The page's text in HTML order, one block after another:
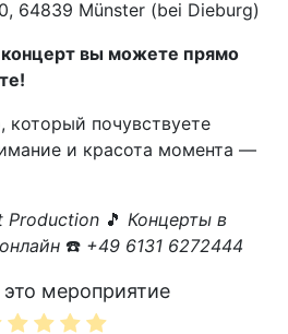
64839 Münster (bei Dieburg)
вы можете прямо
который почувствуете
и красота момента —
Production 🎵 Концерты в
☎️ +49 6131 6272444
мероприятие